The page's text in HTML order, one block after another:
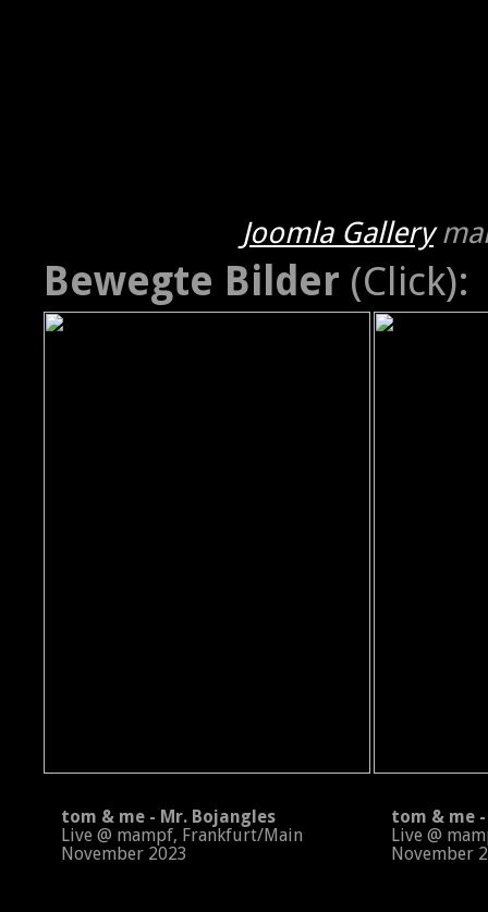
Joomla Gallery
Bewegte Bilder (Click):
tom & me - Mr. Bojangles
Live @ mampf, Frankfurt/Main
November 2023
tom & me -
Live @
November